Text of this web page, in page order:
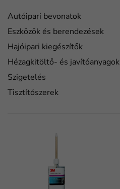
Autóipari bevonatok
Eszközök és berendezések
Hajóipari kiegészítők
Hézagkitöltő- és javítóanyagok
Szigetelés
Tisztítószerek